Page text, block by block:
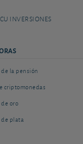
INVERSIONES
la pensión
criptomonedas
oro
plata